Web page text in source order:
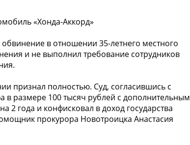
«Хонда-Аккорд»
в отношении 35-летнего местного
и не выполнил требование сотрудников
признал полностью. Суд, согласившись с
в размере 100 тысяч рублей с дополнительным
2 года и конфисковал в доход государства
прокурора Новотроицка Анастасия